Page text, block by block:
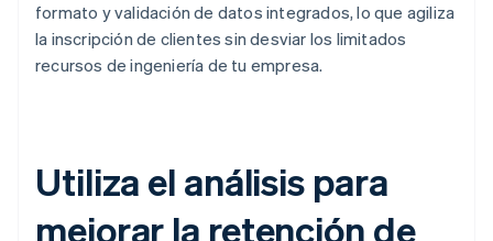
formato y validación de datos integrados, lo que agiliza
la inscripción de clientes sin desviar los limitados
recursos de ingeniería de tu empresa.
Utiliza el análisis para
mejorar la retención de